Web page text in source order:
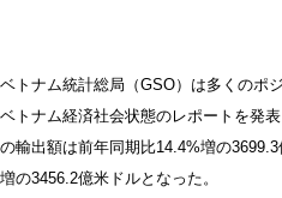
ベトナム統計総局（GSO）は多くのポ
ベトナム経済社会状態のレポートを発
の輸出額は前年同期比14.4%増の
増の3456.2億米ドルとなった。